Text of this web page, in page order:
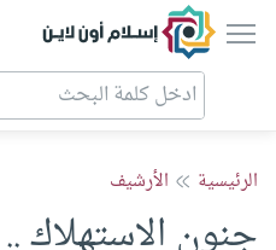
إسلام أون لاين
الرئيسية الأرشيف
جنون الاستهلاك